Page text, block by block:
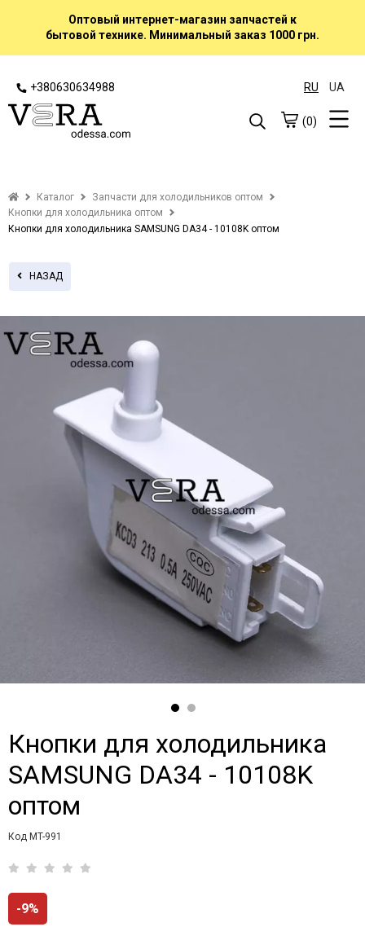
Оптовый интернет-магазин запчастей к
бытовой технике. Минимальный заказ 1000 грн.
+380630634988 RU UA
(0)
Каталог
Запчасти для холодильников оптом
Кнопки для холодильника оптом
Кнопки для холодильника SAMSUNG DA34 - 10108K оптом
НАЗАД
Кнопки для холодильника
SAMSUNG DA34 - 10108K
оптом
Код MT-991
-9%